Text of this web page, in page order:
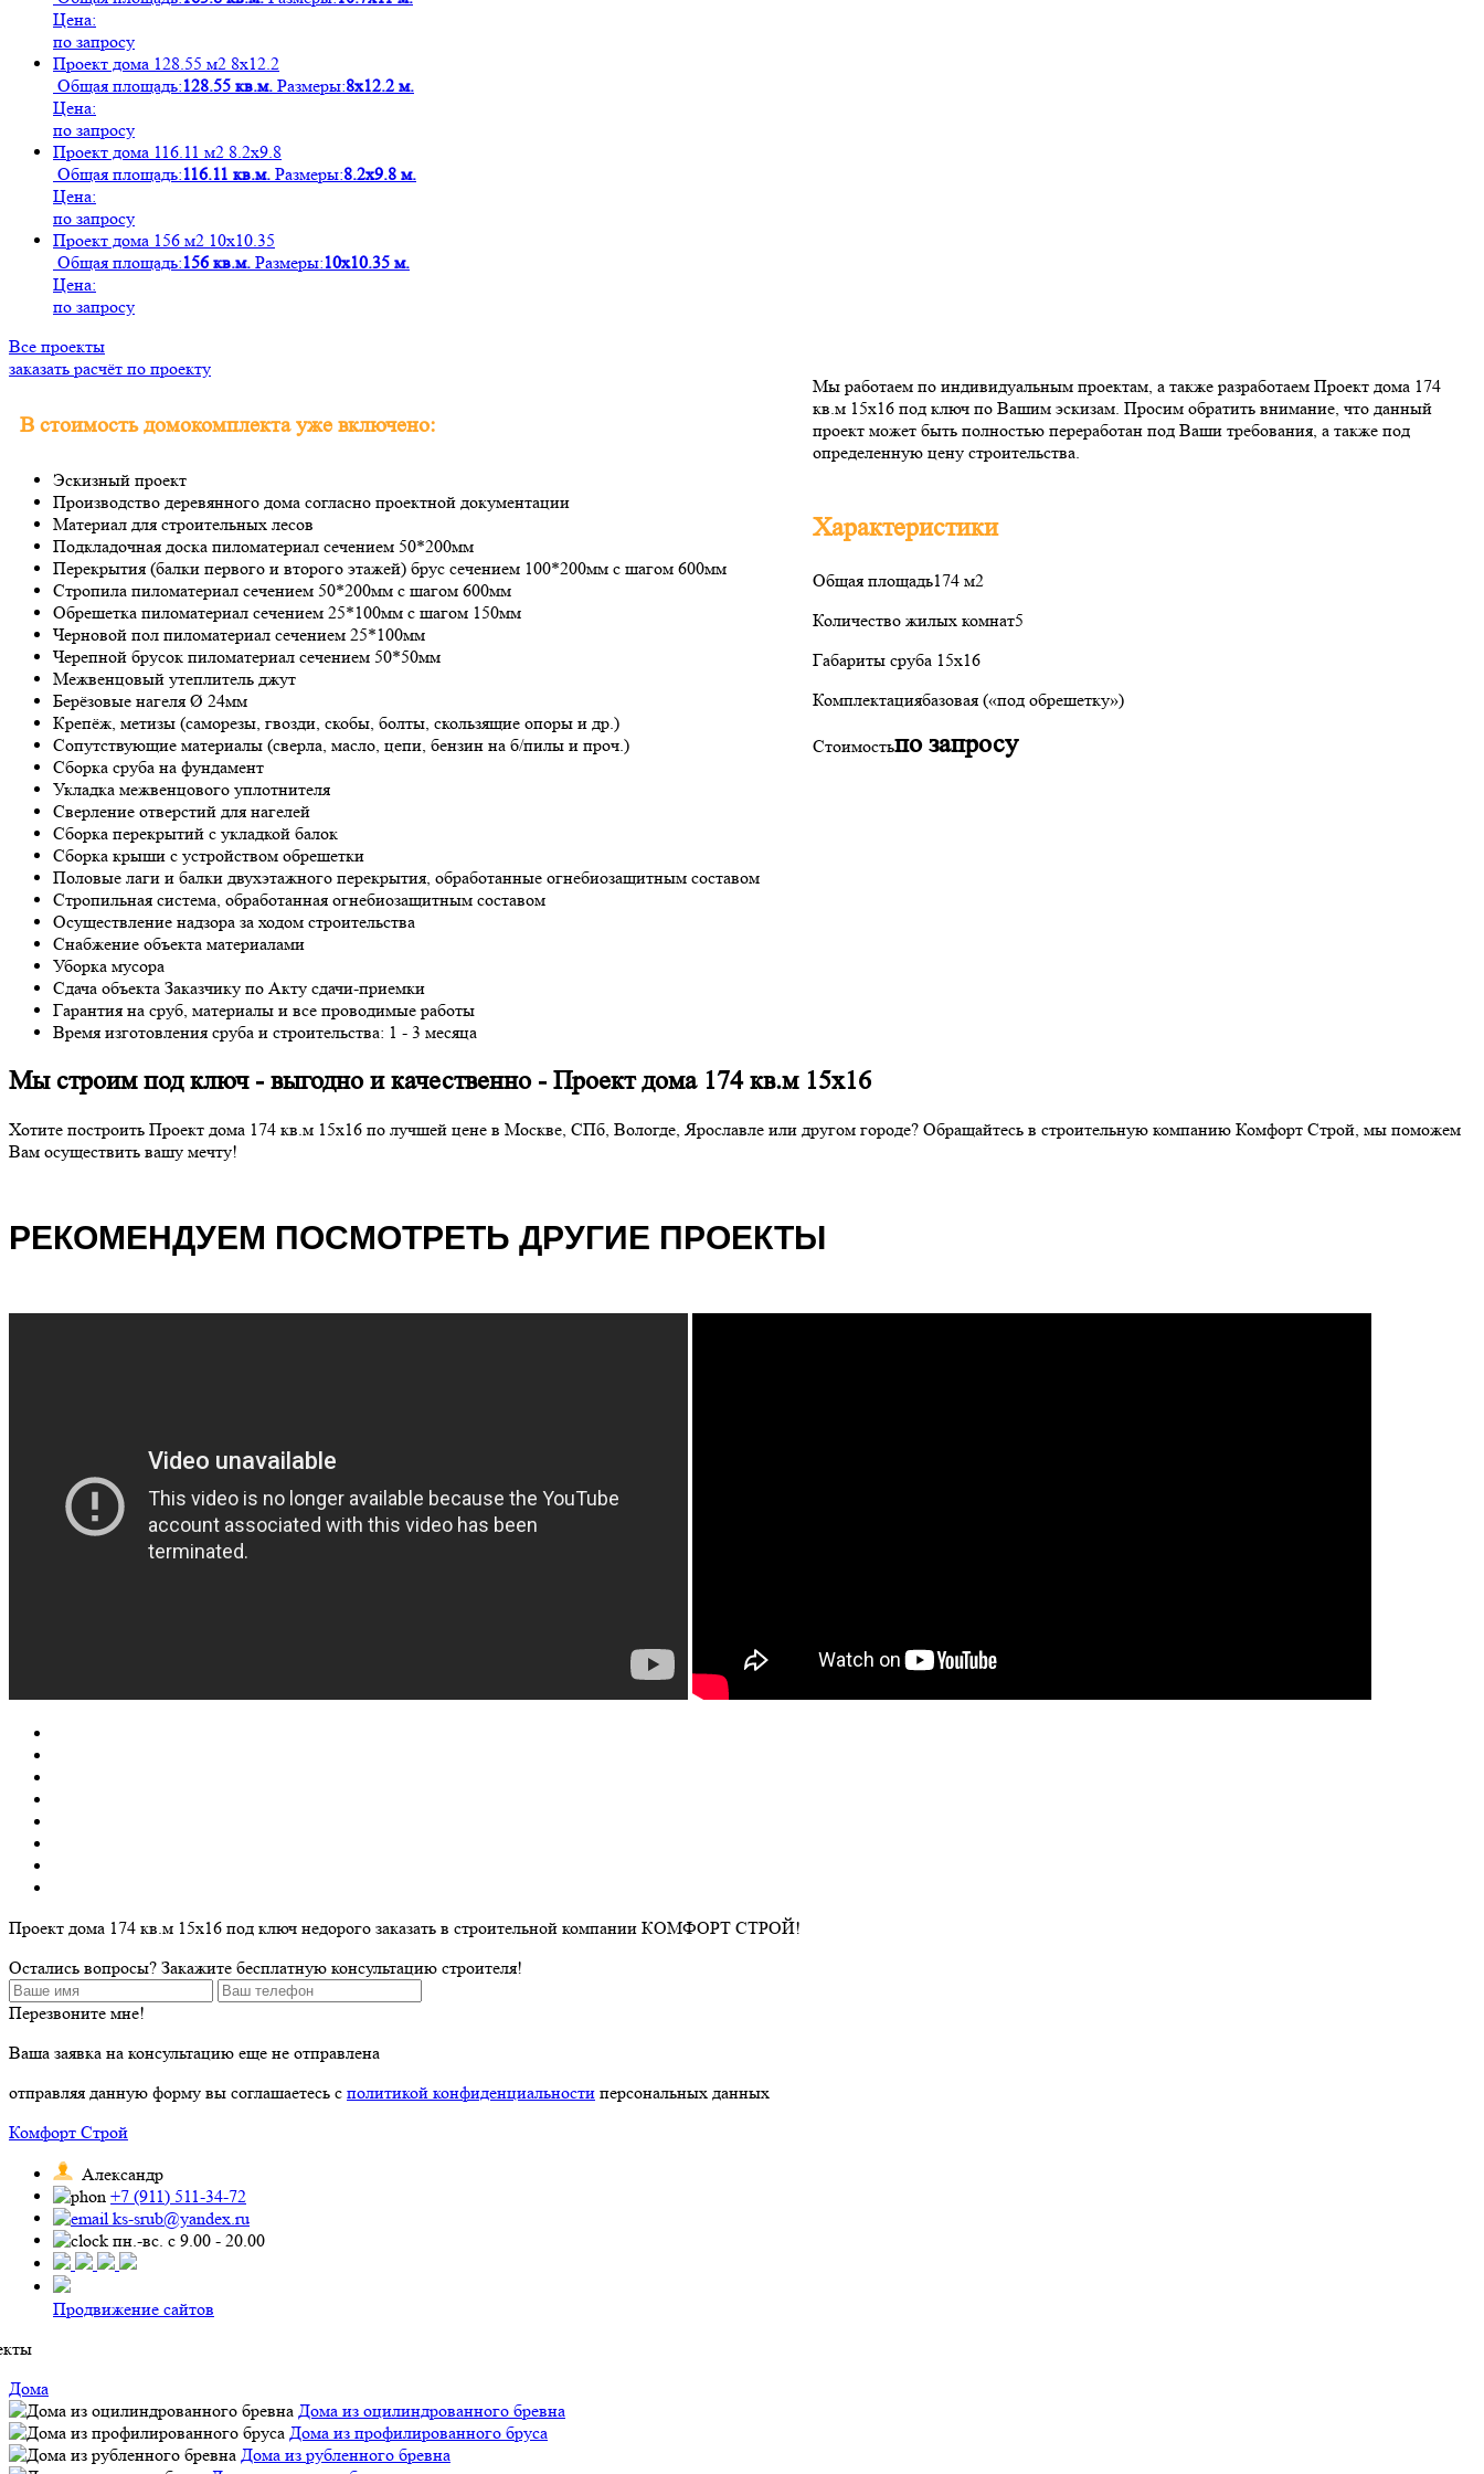
Цена:
по запросу
Проект дома 128.55 м2 8х12.2
Общая площадь:128.55 кв.м. Размеры:8х12.2 м.
Цена:
по запросу
Проект дома 116.11 м2 8.2х9.8
Общая площадь:116.11 кв.м. Размеры:8.2х9.8 м.
Цена:
по запросу
Проект дома 156 м2 10х10.35
Общая площадь:156 кв.м. Размеры:10х10.35 м.
Цена:
по запросу
Все проекты
Мы работаем по индивидуальным проектам, а также разработаем Проект дома 174
кв.м 15х16 под ключ по Вашим эскизам. Просим обратить внимание, что данный
проект может быть полностью переработан под Ваши требования, а также под
определенную цену строительства.
Характеристики
Общая площадь174 м2
Количество жилых комнат5
Габариты сруба 15х16
Комплектациябазовая («под обрешетку»)
Стоимостьпо запросу
заказать расчёт по проекту
В стоимость домокомплекта уже включено:
Эскизный проект
Производство деревянного дома согласно проектной документации
Материал для строительных лесов
Подкладочная доска пиломатериал сечением 50*200мм
Перекрытия (балки первого и второго этажей) брус сечением 100*200мм с шагом 600мм
Стропила пиломатериал сечением 50*200мм с шагом 600мм
Обрешетка пиломатериал сечением 25*100мм с шагом 150мм
Черновой пол пиломатериал сечением 25*100мм
Черепной брусок пиломатериал сечением 50*50мм
Межвенцовый утеплитель джут
Берёзовые нагеля Ø 24мм
Крепёж, метизы (саморезы, гвозди, скобы, болты, скользящие опоры и др.)
Сопутствующие материалы (сверла, масло, цепи, бензин на б/пилы и проч.)
Сборка сруба на фундамент
Укладка межвенцового уплотнителя
Сверление отверстий для нагелей
Сборка перекрытий с укладкой балок
Сборка крыши с устройством обрешетки
Половые лаги и балки двухэтажного перекрытия, обработанные огнебиозащитным составом
Стропильная система, обработанная огнебиозащитным составом
Осуществление надзора за ходом строительства
Снабжение объекта материалами
Уборка мусора
Сдача объекта Заказчику по Акту сдачи-приемки
Гарантия на сруб, материалы и все проводимые работы
Время изготовления сруба и строительства: 1 - 3 месяца
Мы строим под ключ - выгодно и качественно - Проект дома 174 кв.м 15х16
Хотите построить Проект дома 174 кв.м 15х16 по лучшей цене в Москве, СПб, Вологде, Ярославле или другом городе? Обращайтесь в строительную компанию Комфорт Строй, мы поможем
Вам осуществить вашу мечту!
РЕКОМЕНДУЕМ ПОСМОТРЕТЬ ДРУГИЕ ПРОЕКТЫ
Проект дома 174 кв.м 15х16 под ключ недорого заказать в строительной компании КОМФОРТ СТРОЙ!
Остались вопросы? Закажите бесплатную консультацию строителя!
Перезвоните мне!
Ваша заявка на консультацию еще не отправлена
отправляя данную форму вы соглашаетесь с политикой конфиденциальности персональных данных
Комфорт Строй
Александр
+7 (911) 511-34-72
ks-srub@yandex.ru
пн.-вс. с 9.00 - 20.00
Продвижение сайтов
Дома
Дома из оцилиндрованного бревна
Дома из профилированного бруса
Дома из рубленного бревна